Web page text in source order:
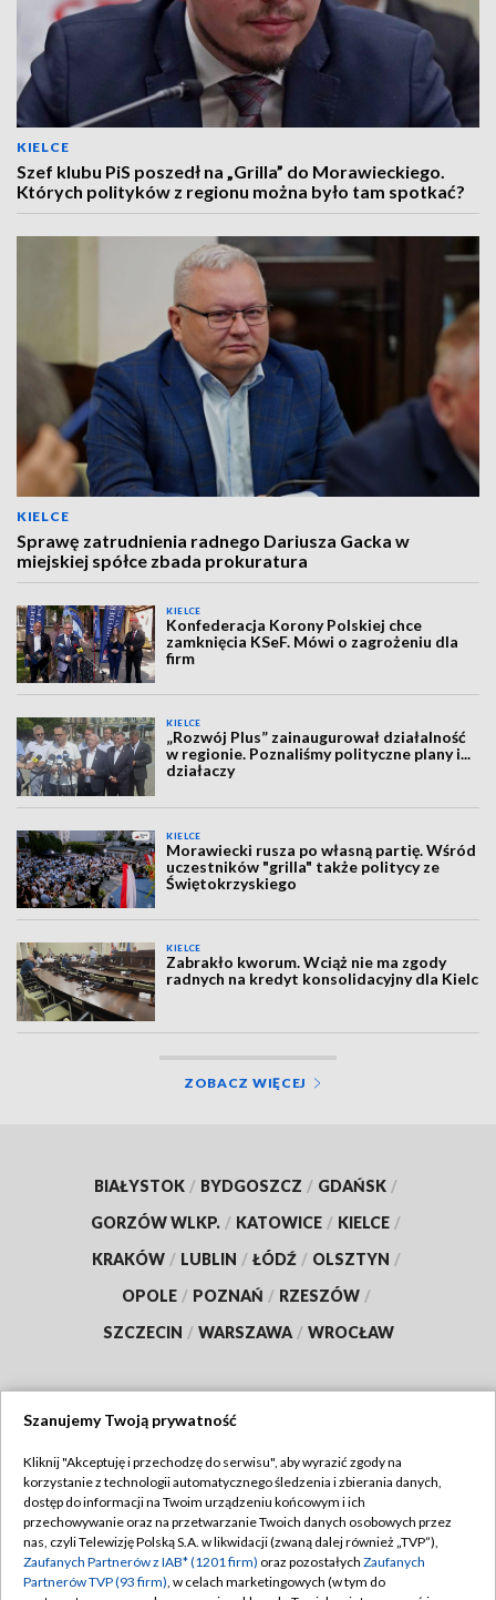
KIELCE
Szef klubu PiS poszedł na „Grilla” do Morawieckiego.
Których polityków z regionu można było tam spotkać?
KIELCE
Sprawę zatrudnienia radnego Dariusza Gacka w
miejskiej spółce zbada prokuratura
KIELCE
Konfederacja Korony Polskiej chce
zamknięcia KSeF. Mówi o zagrożeniu dla
firm
KIELCE
„Rozwój Plus” zainaugurował działalność
w regionie. Poznaliśmy polityczne plany i...
działaczy
KIELCE
Morawiecki rusza po własną partię. Wśród
uczestników "grilla" także politycy ze
Świętokrzyskiego
KIELCE
Zabrakło kworum. Wciąż nie ma zgody
radnych na kredyt konsolidacyjny dla Kielc
ZOBACZ WIĘCEJ
BIAŁYSTOK / BYDGOSZCZ / GDAŃSK /
GORZÓW WLKP. / KATOWICE / KIELCE /
KRAKÓW / LUBLIN / ŁÓDŹ / OLSZTYN /
OPOLE / POZNAŃ / RZESZÓW /
SZCZECIN / WARSZAWA / WROCŁAW
TVP
Abonament TVP
Emisja w TVP
Centrum informacji TVP
Regulamin TVP
Polityka prywatności
Szanujemy Twoją prywatność
Kliknij "Akceptuję i przechodzę do serwisu", aby wyrazić zgody na
korzystanie z technologii automatycznego śledzenia i zbierania danych,
dostęp do informacji na Twoim urządzeniu końcowym i ich
przechowywanie oraz na przetwarzanie Twoich danych osobowych przez
nas, czyli Telewizję Polską S.A. w likwidacji (zwaną dalej również „TVP”),
Zaufanych Partnerów z IAB* (1201 firm) oraz pozostałych Zaufanych
Partnerów TVP (93 firm), w celach marketingowych (w tym do